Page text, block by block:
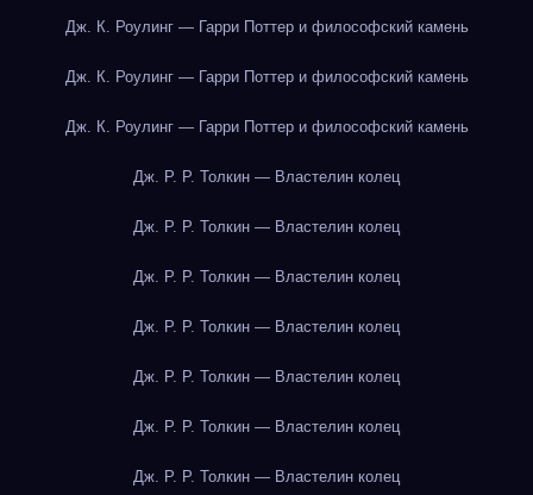
Дж. К. Роулинг — Гарри Поттер и философский камень
Дж. К. Роулинг — Гарри Поттер и философский камень
Дж. К. Роулинг — Гарри Поттер и философский камень
Дж. Р. Р. Толкин — Властелин колец
Дж. Р. Р. Толкин — Властелин колец
Дж. Р. Р. Толкин — Властелин колец
Дж. Р. Р. Толкин — Властелин колец
Дж. Р. Р. Толкин — Властелин колец
Дж. Р. Р. Толкин — Властелин колец
Дж. Р. Р. Толкин — Властелин колец